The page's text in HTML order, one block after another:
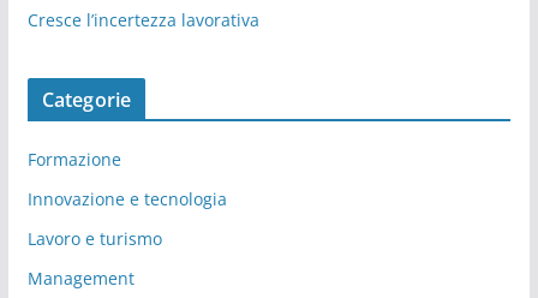
Cresce l’incertezza lavorativa
Categorie
Formazione
Innovazione e tecnologia
Lavoro e turismo
Management